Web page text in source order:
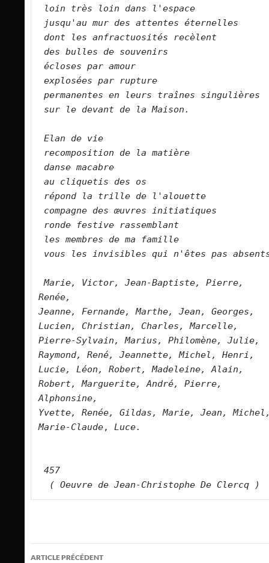
loin très loin dans l'espace
jusqu'au mur des attentes éternelles
dont les anfractuosités recèlent
des bulles de souvenirs
écloses par amour
explosées par rupture
permanentes en leurs traînes
sur le devant de la Maison.
Elan de vie
recomposition de la matière
danse macabre
au cliquetis des os
répond la trille de l'alouette
compagne des œuvres initiatiques
ronde festive rassemblant
les membres de ma famille
vous les invisibles qui n'êtes pas
Marie, Victor, Jean-Baptiste, Pierre,
Renée,
Jeanne, Fernande, Marthe, Jean, Georges,
Lucien, Christian, Charles, Marcelle,
Pierre-Sylvain, Marius, Philomène, Julie,
Raymond, René, Jeannette, Michel, Henri,
Lucie, Léon, Robert, Madeleine, Alain,
Robert, Marguerite, André, Pierre,
Alphonsine,
Yvette, Renée, Gildas, Marie, Jean,
Marie-Claude, Luce.
457
( Oeuvre de Jean-Christophe De Clercq )
Navigation
ARTICLE PRÉCÉDENT